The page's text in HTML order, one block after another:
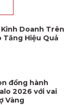
Doanh Trên
Tăng Hiệu Quả
đồng hành
2026 với vai
Vàng